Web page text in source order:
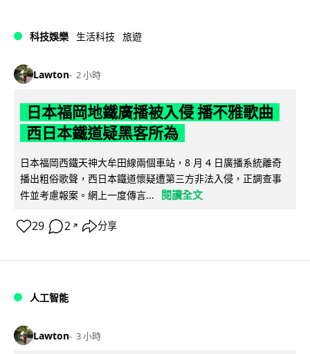
科技娛樂 生活科技 旅遊
Lawton 2 小時
日本福岡地鐵廣播被入侵 播不雅歌曲
西日本鐵道疑黑客所為
日本福岡西鐵天神大牟田線兩個車站，8 月 4 日廣播系統離奇
播出粗俗歌聲，西日本鐵道懷疑遭第三方非法入侵，正調查事
件並考慮報案。網上一度傳言...
閱讀全文
29 2 ↗ 分享
人工智能
Lawton 3 小時